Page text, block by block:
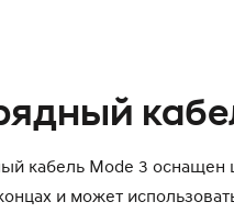
кабель Mode 3 оснащен
и может